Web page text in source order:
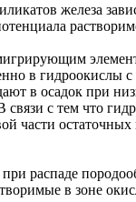
железа
в гидроокислы
в осадок при
с тем что
части
распаде
в зоне